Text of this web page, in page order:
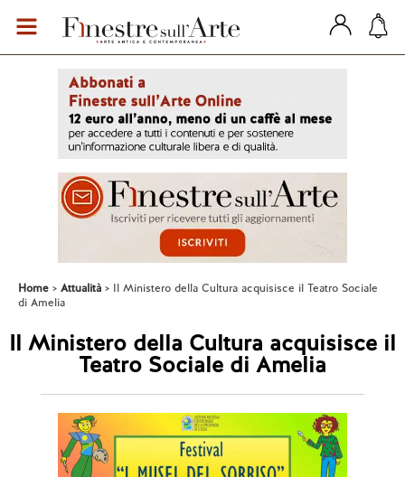
Home Attualità
Il Ministero della Cultura acquisisce il Teatro Sociale
di Amelia
Il Ministero della Cultura acquisisce il
Teatro Sociale di Amelia